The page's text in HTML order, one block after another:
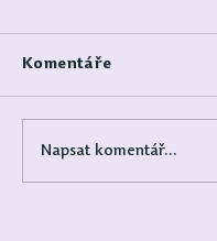
Komentáře
Napsat komentář...